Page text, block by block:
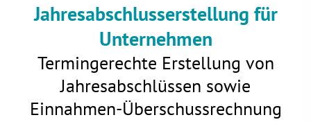
Jahresabschlusserstellung für
Unternehmen
Termingerechte Erstellung von
Jahresabschlüssen sowie
Einnahmen-Überschussrechnung